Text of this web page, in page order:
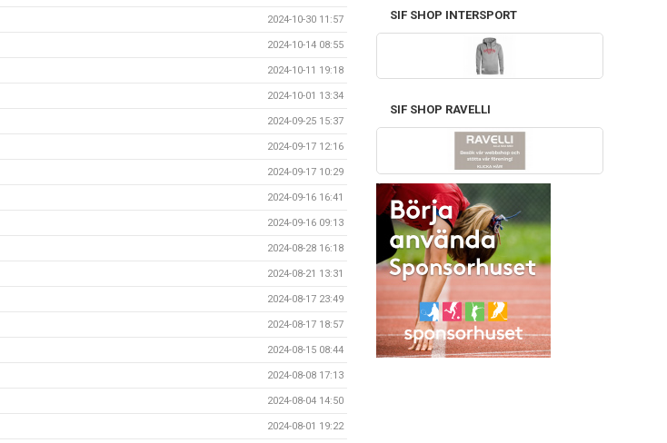
2024-10-30 11:57
2024-10-14 08:55
2024-10-11 19:18
2024-10-01 13:34
2024-09-25 15:37
2024-09-17 12:16
2024-09-17 10:29
2024-09-16 16:41
2024-09-16 09:13
2024-08-28 16:18
2024-08-21 13:31
2024-08-17 23:49
2024-08-17 18:57
2024-08-15 08:44
2024-08-08 17:13
2024-08-04 14:50
2024-08-01 19:22
SIF SHOP INTERSPORT
SIF SHOP RAVELLI